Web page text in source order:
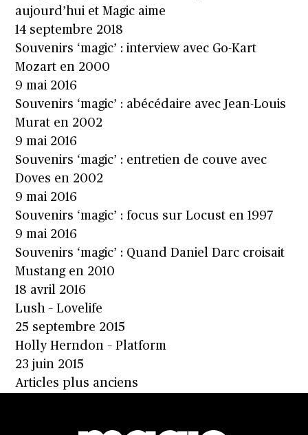
aujourd’hui et Magic aime
14 septembre 2018
Souvenirs ‘magic’ : interview avec Go-Kart
Mozart en 2000
9 mai 2016
Souvenirs ‘magic’ : abécédaire avec Jean-Louis
Murat en 2002
9 mai 2016
Souvenirs ‘magic’ : entretien de couve avec
Doves en 2002
9 mai 2016
Souvenirs ‘magic’ : focus sur Locust en 1997
9 mai 2016
Souvenirs ‘magic’ : Quand Daniel Darc croisait
Mustang en 2010
18 avril 2016
Lush – Lovelife
25 septembre 2015
Holly Herndon – Platform
23 juin 2015
Navigation
Articles plus anciens